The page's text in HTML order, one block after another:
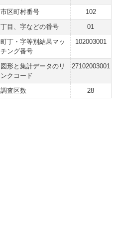
市区町村番号
102
丁目、字などの番号
01
町丁・字等別結果マッ
チング番号
102003001
図形と集計データのリ
ンクコード
27102003001
調査区数 28